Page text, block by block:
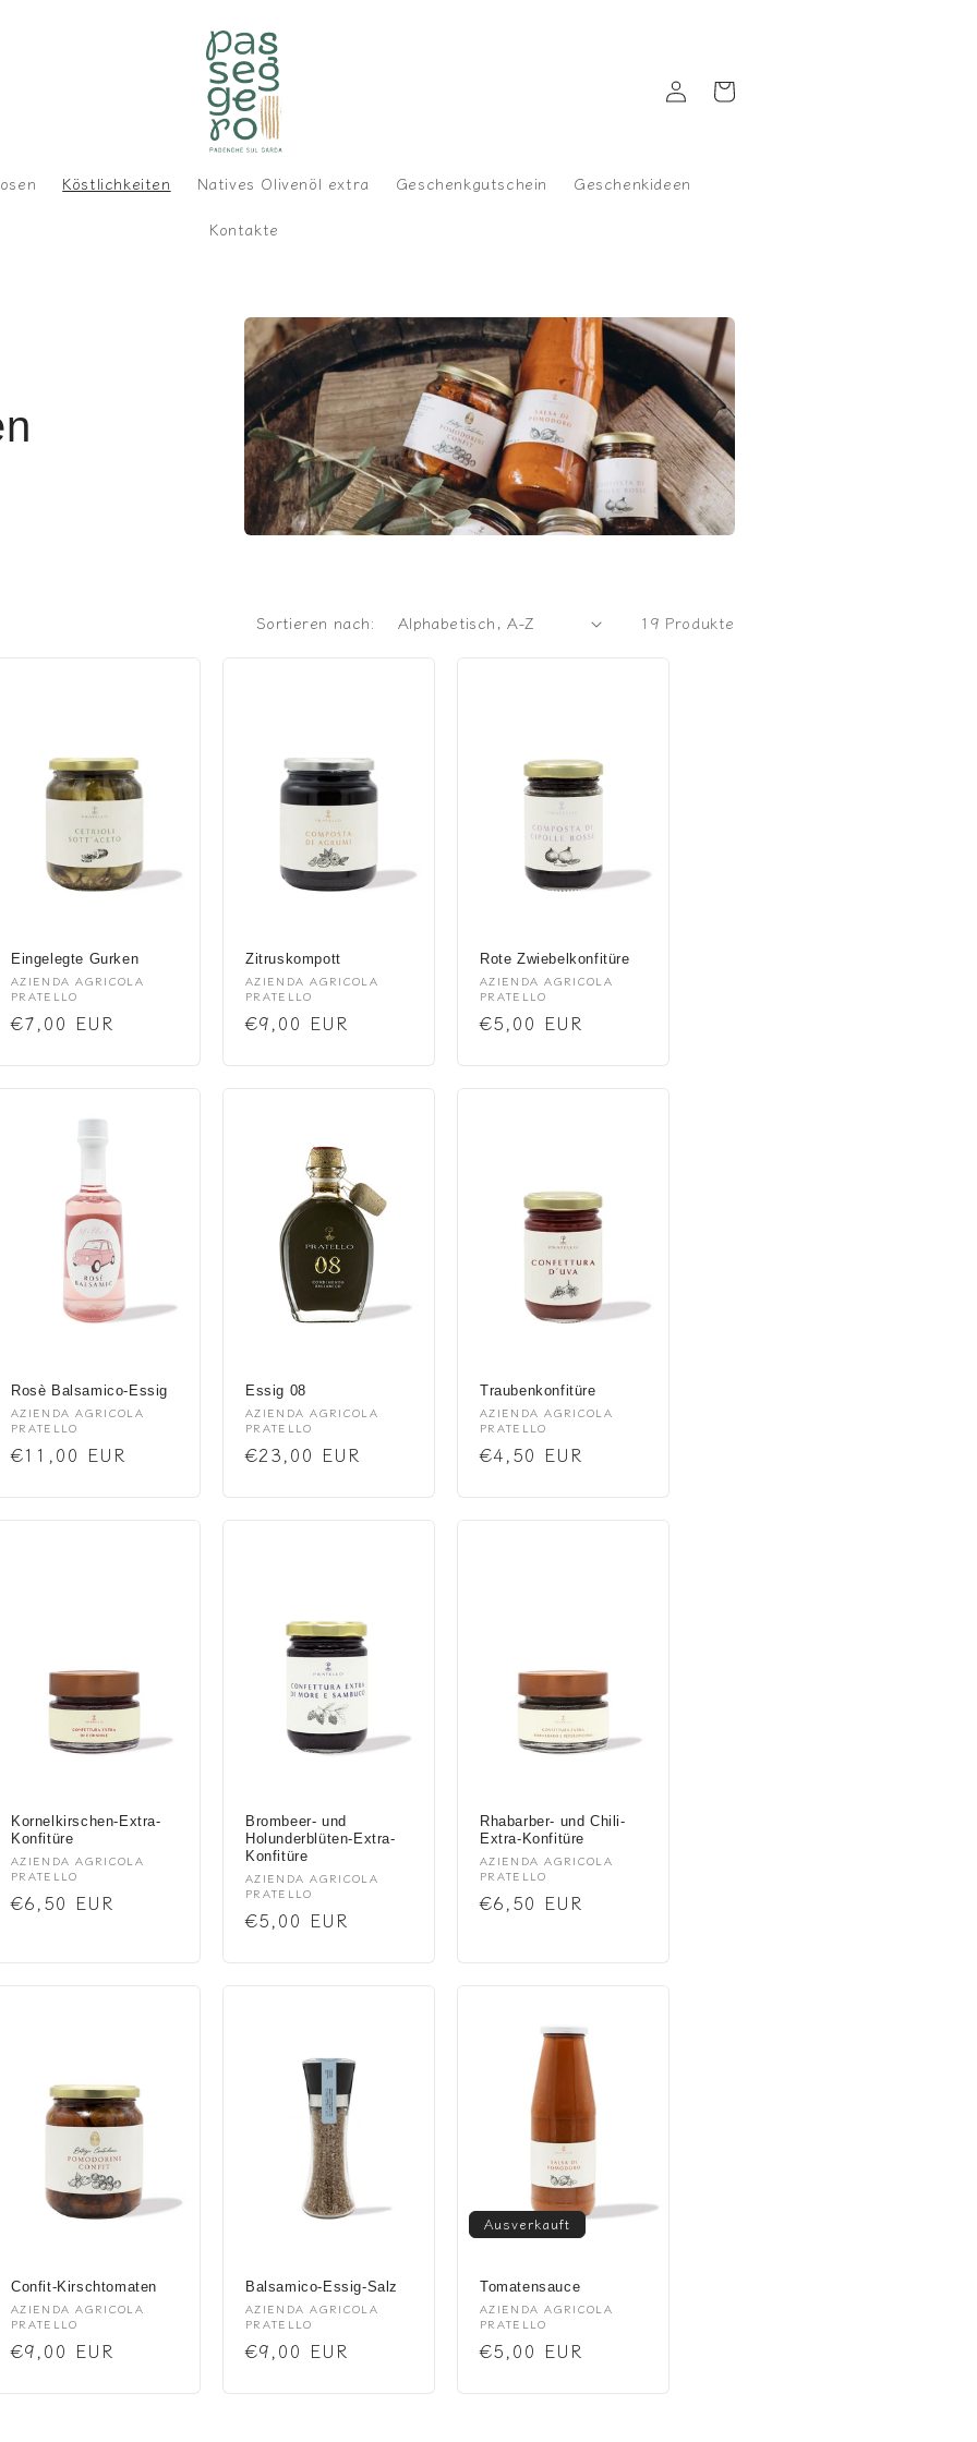
Köstlichkeiten Natives Olivenöl extra Geschenkgutschein Geschenkideen
Kontakte
EinloggenWarenkorb
Sortieren nach: 19 Produkte
Eingelegte Gurken
Anbieter:
AZIENDA AGRICOLA
PRATELLO
Normaler
€7,00 EUR
Zitruskompott
Anbieter:
AZIENDA AGRICOLA
PRATELLO
Normaler
€9,00 EUR
Rote Zwiebelkonfitüre
Anbieter:
AZIENDA AGRICOLA
PRATELLO
Normaler
€5,00 EUR
Rosè Balsamico-Essig
Anbieter:
AZIENDA AGRICOLA
PRATELLO
Normaler
€11,00 EUR
Essig 08
Anbieter:
AZIENDA AGRICOLA
PRATELLO
Normaler
€23,00 EUR
Traubenkonfitüre
Anbieter:
AZIENDA AGRICOLA
PRATELLO
Normaler
€4,50 EUR
Kornelkirschen-Extra-
Konfitüre
Anbieter:
AZIENDA AGRICOLA
PRATELLO
Normaler
€6,50 EUR
Brombeer- und
Holunderblüten-Extra-
Konfitüre
Anbieter:
AZIENDA AGRICOLA
PRATELLO
Normaler
€5,00 EUR
Rhabarber- und Chili-
Extra-Konfitüre
Anbieter:
AZIENDA AGRICOLA
PRATELLO
Normaler
€6,50 EUR
Confit-Kirschtomaten
Anbieter:
AZIENDA AGRICOLA
PRATELLO
Normaler
€9,00 EUR
Balsamico-Essig-Salz
Anbieter:
AZIENDA AGRICOLA
PRATELLO
Normaler
€9,00 EUR
Ausverkauft
Tomatensauce
Anbieter:
AZIENDA AGRICOLA
PRATELLO
Normaler
€5,00 EUR